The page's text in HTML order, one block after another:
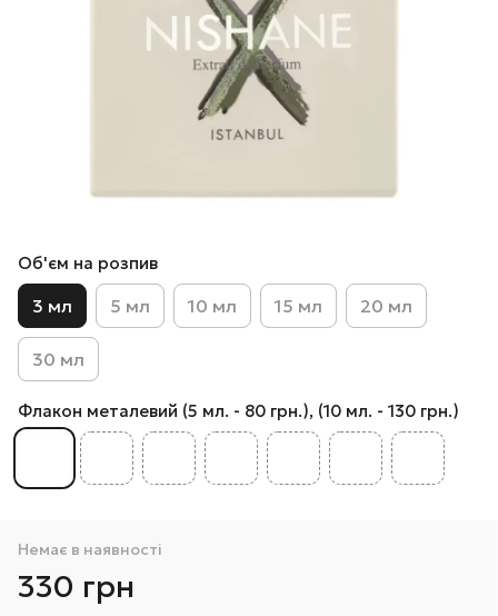
Об'єм на розпив
3 мл 5 мл 10 мл 15 мл 20 мл
30 мл
Флакон металевий (5 мл. - 80 грн.), (10 мл. - 130 грн.)
Немає в наявності
330 грн